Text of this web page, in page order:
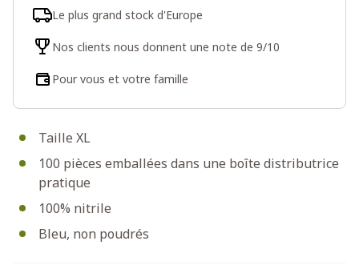
Taille XL
100 pièces emballées dans une boîte distributrice
pratique
100% nitrile
Bleu, non poudrés
Le plus grand stock d'Europe
Nos clients nous donnent une note de 9/10
Pour vous et votre famille